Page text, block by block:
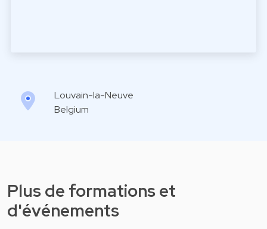
Louvain-la-Neuve
Belgium
Plus de formations et
d'événements